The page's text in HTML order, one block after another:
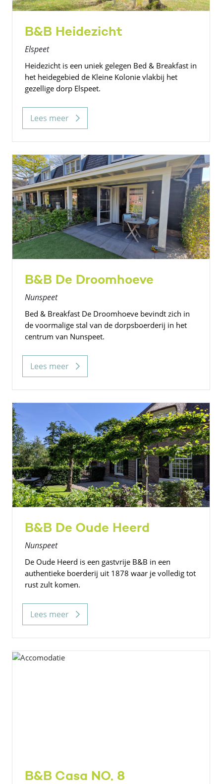
B&B Heidezicht
Elspeet
Heidezicht is een uniek gelegen Bed & Breakfast in
het heidegebied de Kleine Kolonie vlakbij het
gezellige dorp Elspeet.
Lees meer
B&B De Droomhoeve
Nunspeet
Bed & Breakfast De Droomhoeve bevindt zich in
de voormalige stal van de dorpsboerderij in het
centrum van Nunspeet.
Lees meer
B&B De Oude Heerd
Nunspeet
De Oude Heerd is een gastvrije B&B in een
authentieke boerderij uit 1878 waar je volledig tot
rust zult komen.
Lees meer
B&B Casa NO. 8